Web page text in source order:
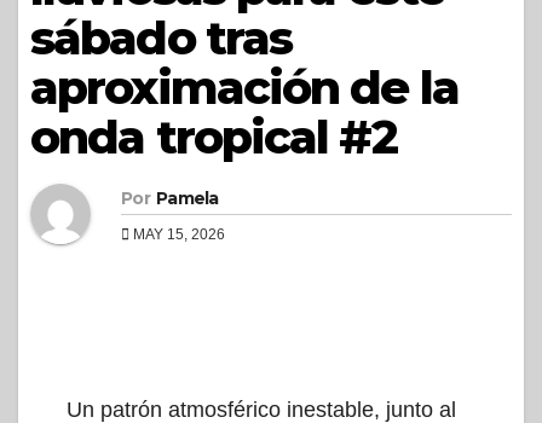
sábado tras
aproximación de la
onda tropical #2
Por Pamela
MAY 15, 2026
Un patrón atmosférico inestable, junto al